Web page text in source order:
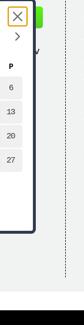
P
6
13
20
27
lende
odav